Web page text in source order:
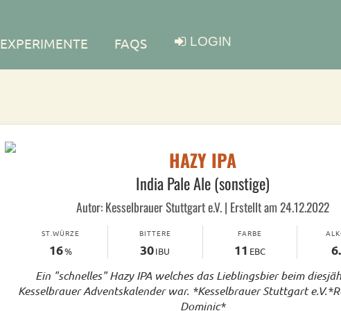
EXPERIMENTE FAQS LOGIN
HAZY IPA
India Pale Ale (sonstige)
Autor: Kesselbrauer Stuttgart e.V. | Erstellt am 24.12.2022
ST.WÜRZE
16%
BITTERE
30IBU
FARBE
11 EBC
Ein "schnelles" Hazy IPA welches das Lieblingsbier beim
Kesselbrauer Adventskalender war. *Kesselbrauer Stuttgart
Dominic*